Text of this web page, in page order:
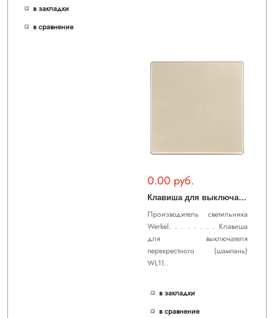
в закладки
в сравнение
0.00 руб.
К
лавиша для выключателя перекрестного (шампань) WL11-SW-1G-C-CP
Производитель светильника
Werkel. . . . . . . . Клавиша
для выключателя
перекрестного (шампань)
WL11..
в закладки
в сравнение